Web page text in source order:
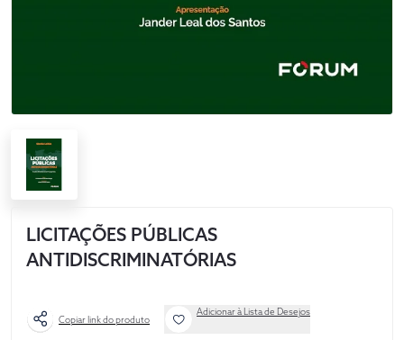
LICITAÇÕES PÚBLICAS
ANTIDISCRIMINATÓRIAS
Copiar link do produto
Adicionar à Lista de Desejos